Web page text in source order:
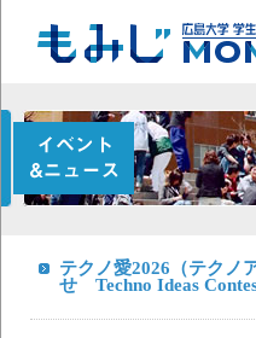
テクノ愛2026（テクノ
せ Techno Ideas